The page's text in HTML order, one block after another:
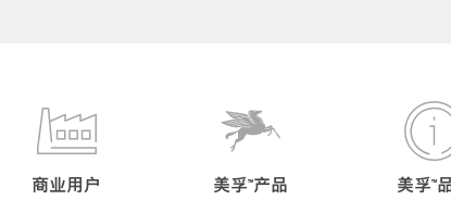
商业用户 美孚™产品 美孚™